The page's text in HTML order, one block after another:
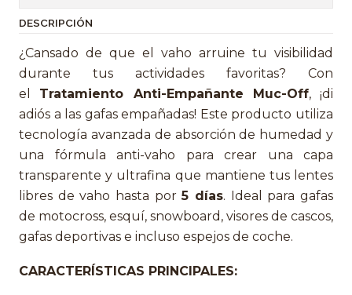
DESCRIPCIÓN
¿Cansado de que el vaho arruine tu visibilidad
durante tus actividades favoritas? Con
el Tratamiento Anti-Empañante Muc-Off, ¡di
adiós a las gafas empañadas! Este producto utiliza
tecnología avanzada de absorción de humedad y
una fórmula anti-vaho para crear una capa
transparente y ultrafina que mantiene tus lentes
libres de vaho hasta por5 días. Ideal para gafas
de motocross, esquí, snowboard, visores de cascos,
gafas deportivas e incluso espejos de coche.
CARACTERÍSTICAS PRINCIPALES: